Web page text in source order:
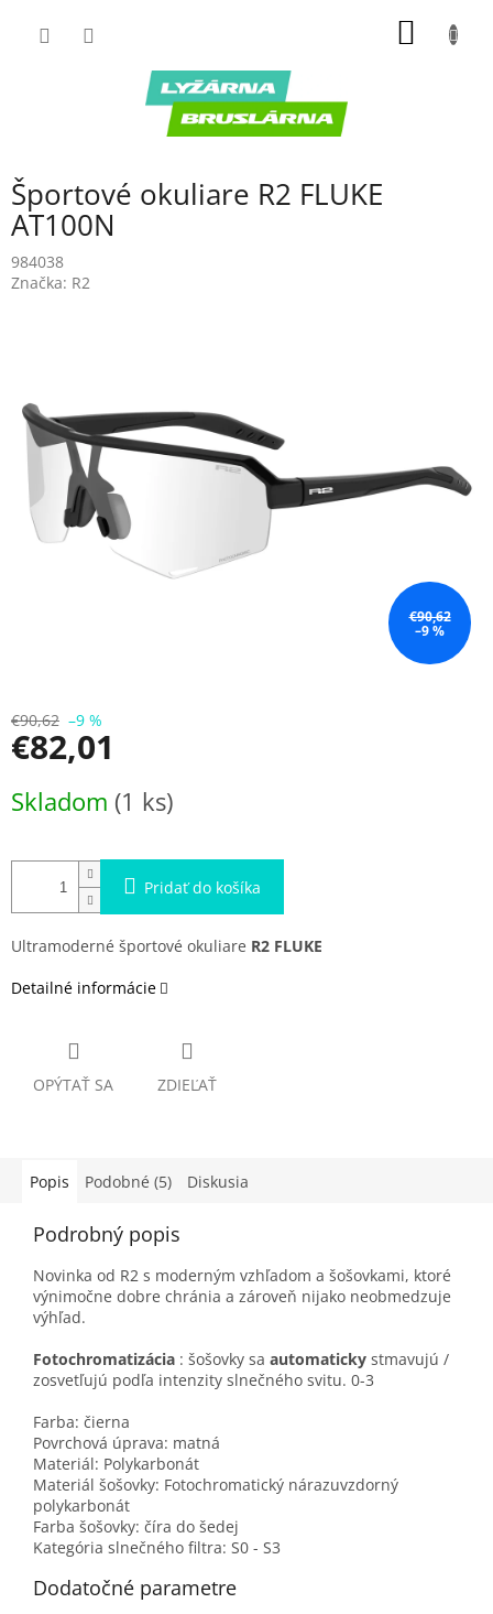
Športové okuliare R2 FLUKE
AT100N
984038
Značka: R2
€90,62
–9 %
€90,62 –9 %
€82,01
cena:
Skladom (1 ks)
Pridať do košíka
Ultramoderné športové okuliare R2 FLUKE
Detailné informácie
OPÝTAŤ SA ZDIEĽAŤ
Popis Podobné (5) Diskusia
Podrobný popis
Novinka od R2 s moderným vzhľadom a šošovkami, ktoré
výnimočne dobre chránia a zároveň nijako neobmedzuje
výhľad.
Fotochromatizácia : šošovky sa automaticky stmavujú /
zosvetľujú podľa intenzity slnečného svitu. 0-3
Farba: čierna
Povrchová úprava: matná
Materiál: Polykarbonát
Materiál šošovky: Fotochromatický nárazuvzdorný
polykarbonát
Farba šošovky: číra do šedej
Kategória slnečného filtra: S0 - S3
Dodatočné parametre